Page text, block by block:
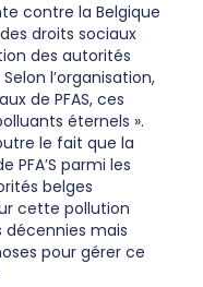
contre la Belgique
droits sociaux
des autorités
l’organisation,
de PFAS, ces
éternels ».
le fait que la
PFA’S parmi les
belges
cette pollution
décennies mais
pour gérer ce